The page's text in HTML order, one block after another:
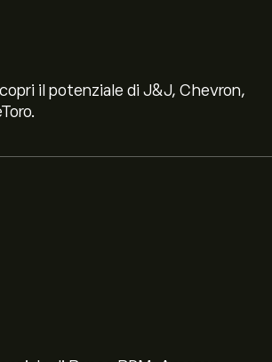
il potenziale di J&J, Chevron,